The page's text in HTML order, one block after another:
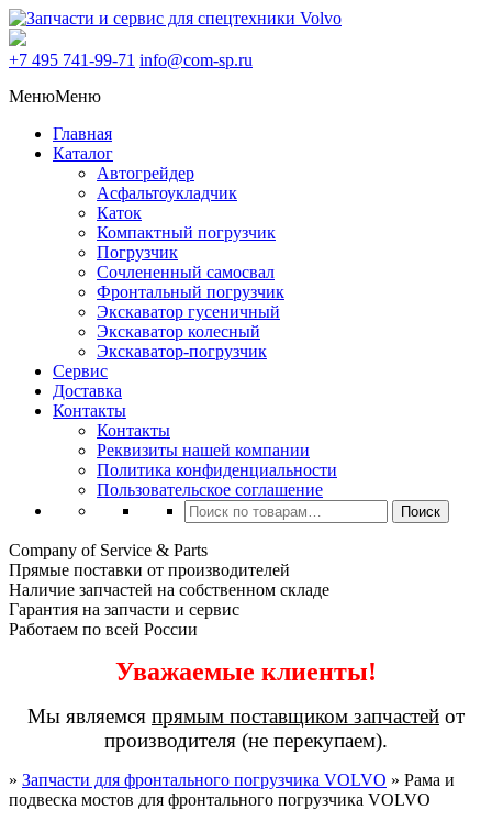
+7 495 741-99-71 info@com-sp.ru
МенюМеню
Главная
Каталог
Автогрейдер
Асфальтоукладчик
Каток
Компактный погрузчик
Погрузчик
Сочлененный самосвал
Фронтальный погрузчик
Экскаватор гусеничный
Экскаватор колесный
Экскаватор-погрузчик
Сервис
Доставка
Контакты
Контакты
Реквизиты нашей компании
Политика конфиденциальности
Пользовательское соглашение
Искать:
Поиск
Company of Service & Parts
Прямые поставки от производителей
Наличие запчастей на собственном складе
Гарантия на запчасти и сервис
Работаем по всей России
Уважаемые клиенты!
Мы являемся прямым поставщиком запчастей от
производителя (не перекупаем).
» Запчасти для фронтального погрузчика VOLVO » Рама и
подвеска мостов для фронтального погрузчика VOLVO